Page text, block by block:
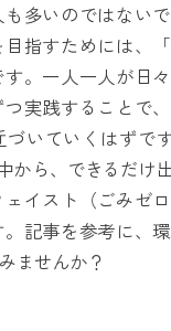
多いのではない
指すためには、
。一人一人が日
実践することで
づいていくはずで
から、できるだけ
イスト（ごみゼ
記事を参考に、
ませんか？